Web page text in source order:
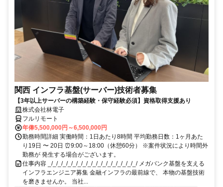
関西 インフラ基盤(サーバー)技術者募集
【3年以上サーバーの構築経験・保守経験必須】資格取得支援あり
株式会社林電子
フルリモート
年俸5,500,000円～6,500,000円
勤務時間詳細 実働時間：1日あたり8時間 平均勤務日数：1ヶ月あた
り19日 〜 20日 ⏰9:00～18:00（休憩60分） ※案件状況により時間外
勤務が 発生する場合がございます。
仕事内容 _/_/_/_/_/_/_/_/_/_/_/_/_/_/_/_/_/_/ メガバンク基盤を支える
インフラエンジニア募集 金融インフラの最前線で、 本物の基盤技術
を磨きませんか。 当社...